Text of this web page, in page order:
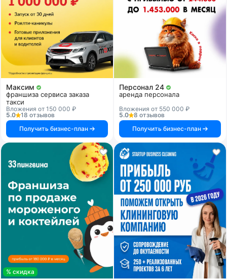
Максим
франшиза сервиса заказа
такси
Вложения от 150 000 ₽
5.0
18 отзывов
Получить бизнес-план
Персонал 24
аренда персонала
Вложения от 550 000 ₽
5.0
8 отзывов
Получить бизнес-план
% скидка